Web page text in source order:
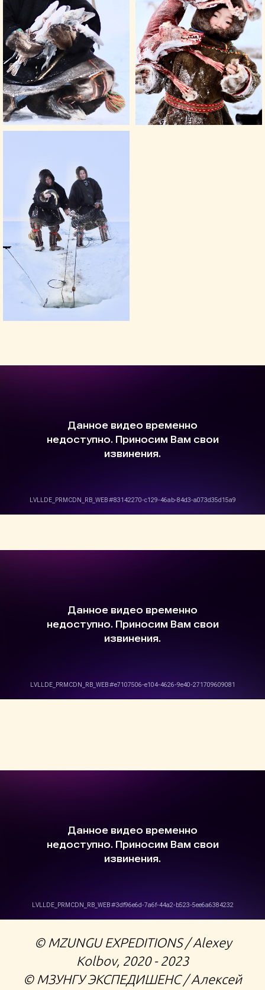
©️ MZUNGU EXPEDITIONS / Alexey
Kolbov, 2020 - 2023
©️ МЗУНГУ ЭКСПЕДИШЕНС / Алексей